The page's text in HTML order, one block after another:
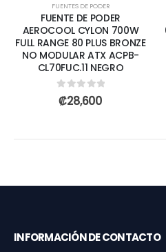
FUENTES DE PODER
FUENTE DE PODER
AEROCOOL CYLON 700W
FULL RANGE 80 PLUS BRONZE
NO MODULAR ATX ACPB-
CL70FUC.11 NEGRO
0out of 5
₡28,600
INFORMACIÓN DE CONTACTO